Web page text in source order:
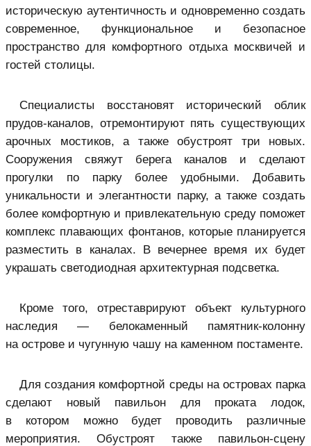
историческую аутентичность и одновременно создать
современное, функциональное и безопасное
пространство для комфортного отдыха москвичей и
гостей столицы.
Специалисты восстановят исторический облик
прудов-каналов, отремонтируют пять существующих
арочных мостиков, а также обустроят три новых.
Сооружения свяжут берега каналов и сделают
прогулки по парку более удобными. Добавить
уникальности и элегантности парку, а также создать
более комфортную и привлекательную среду поможет
комплекс плавающих фонтанов, которые планируется
разместить в каналах. В вечернее время их будет
украшать светодиодная архитектурная подсветка.
Кроме того, отреставрируют объект культурного
наследия — белокаменный памятник-колонну
на острове и чугунную чашу на каменном постаменте.
Для создания комфортной среды на островах парка
сделают новый павильон для проката лодок,
в котором можно будет проводить различные
мероприятия. Обустроят также павильон-сцену